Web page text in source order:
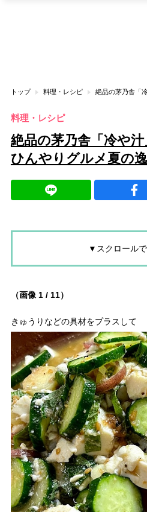
トップ 料理・レシピ
料理・レシピ
絶品の茅乃舎「冷や
ひんやりグルメ夏の
▼スクロール
（画像 1 / 11）
きゅうりなどの具材をプラスして